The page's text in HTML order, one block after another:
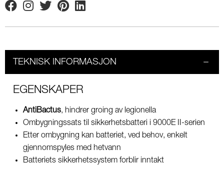
FacebookInstagram
TwitterPinterestLinkedin
TEKNISK INFORMASJON
EGENSKAPER
AntiBactus, hindrer groing av legionella
Ombygningssats til sikkerhetsbatteri i 9000E II-serien
Etter ombygning kan batteriet, ved behov, enkelt
gjennomspyles med hetvann
Batteriets sikkerhetssystem forblir inntakt